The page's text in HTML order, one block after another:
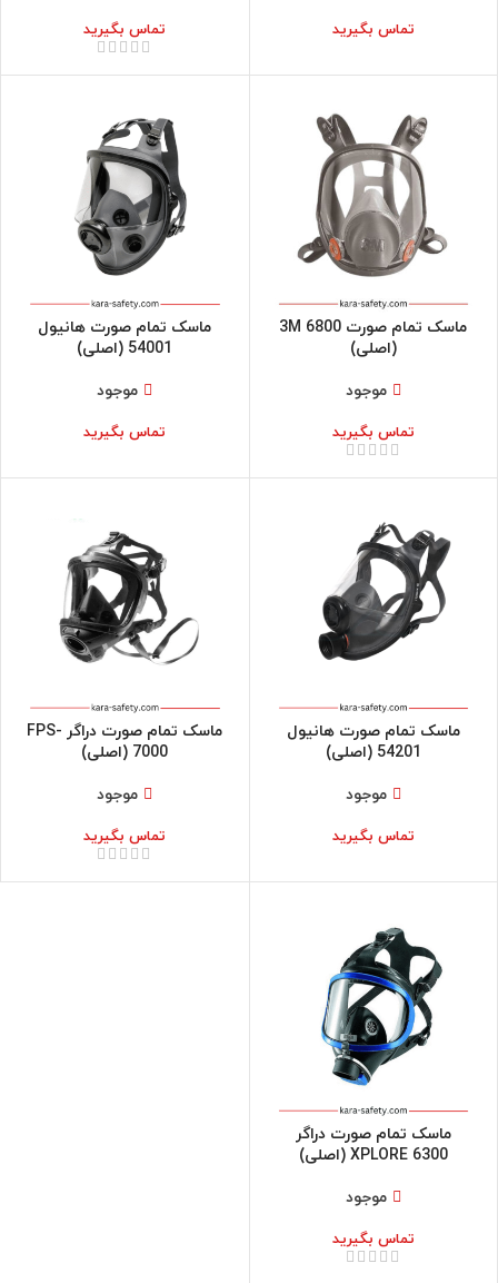
تماس بگیرید تماس بگیرید
ماسک تمام صورت 3M 6800
(اصلی)
موجود
تماس بگیرید
ماسک تمام صورت هانیول
54001 (اصلی)
موجود
تماس بگیرید
ماسک تمام صورت هانیول
54201 (اصلی)
موجود
تماس بگیرید
ماسک تمام صورت دراگر FPS-
7000 (اصلی)
موجود
تماس بگیرید
ماسک تمام صورت دراگر
XPLORE 6300 (اصلی)
موجود
تماس بگیرید